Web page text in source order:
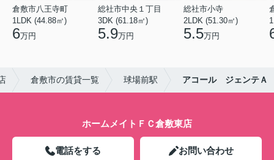
倉敷市八王寺町
1LDK (44.88㎡)
6万円
総社市中央１丁目
3DK (61.18㎡)
5.9万円
総社市小寺
2LDK (51.30㎡)
5.5万円
倉敷市の賃貸一覧 球場前駅 アコール ジェンテＡ
ホームメイトＦＣ倉敷東店
電話をする お問い合わせ